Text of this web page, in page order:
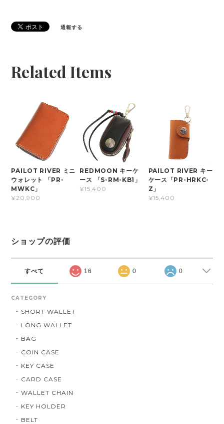
通報する
Related Items
PAILOT RIVER ミニ
ウォレット 「PR-
MWKC」
¥20,900
REDMOON キーケ
ース 「S-RM-KB1」
¥15,400
PAILOT RIVER キー
ケース「PR-HRKC-
Z」
¥15,400
ショップの評価
すべて 16 0 0
CATEGORY
SHORT WALLET
LONG WALLET
BAG
COIN CASE
KEY CASE
CARD CASE
WALLET CHAIN
KEY HOLDER
BELT